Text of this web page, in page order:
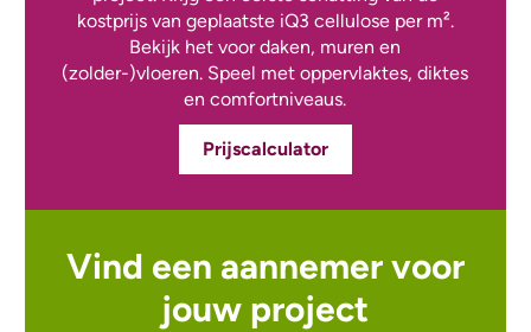
kostprijs van geplaatste iQ3 cellulose per m².
Bekijk het voor daken, muren en
(zolder-)vloeren. Speel met oppervlaktes, diktes
en comfortniveaus.
Prijscalculator
Vind een aannemer voor
jouw project